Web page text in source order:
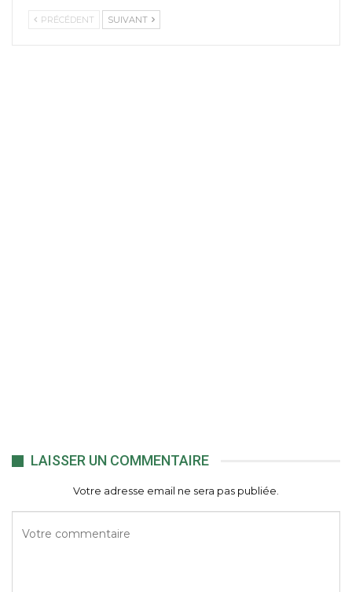
PRÉCÉDENT SUIVANT
LAISSER UN COMMENTAIRE
Votre adresse email ne sera pas publiée.